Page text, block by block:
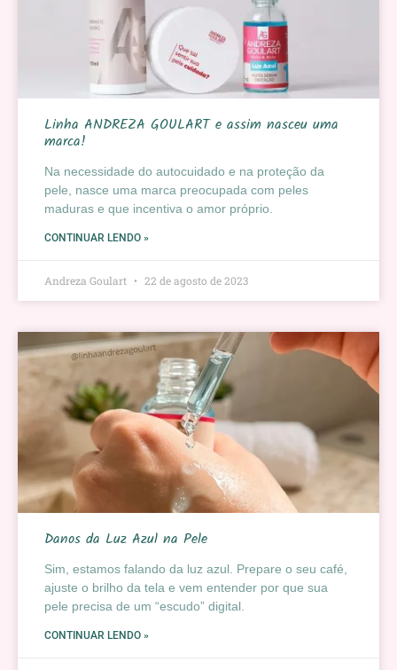
Linha ANDREZA GOULART e assim nasceu uma
marca!
Na necessidade do autocuidado e na proteção da
pele, nasce uma marca preocupada com peles
maduras e que incentiva o amor próprio.
CONTINUAR LENDO »
Andreza Goulart 22 de agosto de 2023
Danos da Luz Azul na Pele
Sim, estamos falando da luz azul. Prepare o seu café,
ajuste o brilho da tela e vem entender por que sua
pele precisa de um “escudo” digital.
CONTINUAR LENDO »